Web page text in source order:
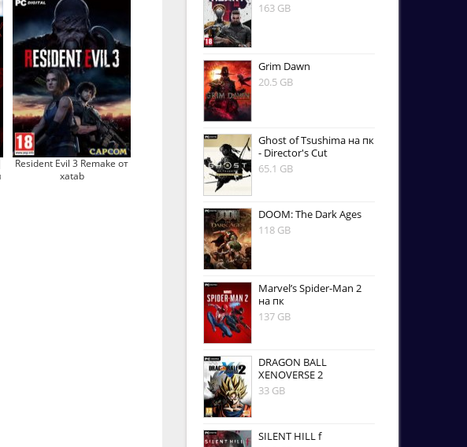
Resident Evil 3 Remake от
xatab
163 GB
Grim Dawn
20.5 GB
Ghost of Tsushima на пк
- Director's Cut
65.1 GB
DOOM: The Dark Ages
118 GB
Marvel’s Spider-Man 2
на пк
137 GB
DRAGON BALL
XENOVERSE 2
33 GB
SILENT HILL f